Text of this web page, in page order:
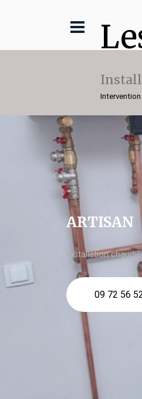
ARTISAN
Installation
09 72 56